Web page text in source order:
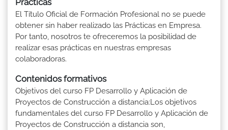
Prácticas
El Título Oficial de Formación Profesional no se puede
obtener sin haber realizado las Prácticas en Empresa.
Por tanto, nosotros te ofreceremos la posibilidad de
realizar esas prácticas en nuestras empresas
colaboradoras.
Contenidos formativos
Objetivos del curso FP Desarrollo y Aplicación de
Proyectos de Construcción a distancia:Los objetivos
fundamentales del curso FP Desarrollo y Aplicación de
Proyectos de Construcción a distancia son,